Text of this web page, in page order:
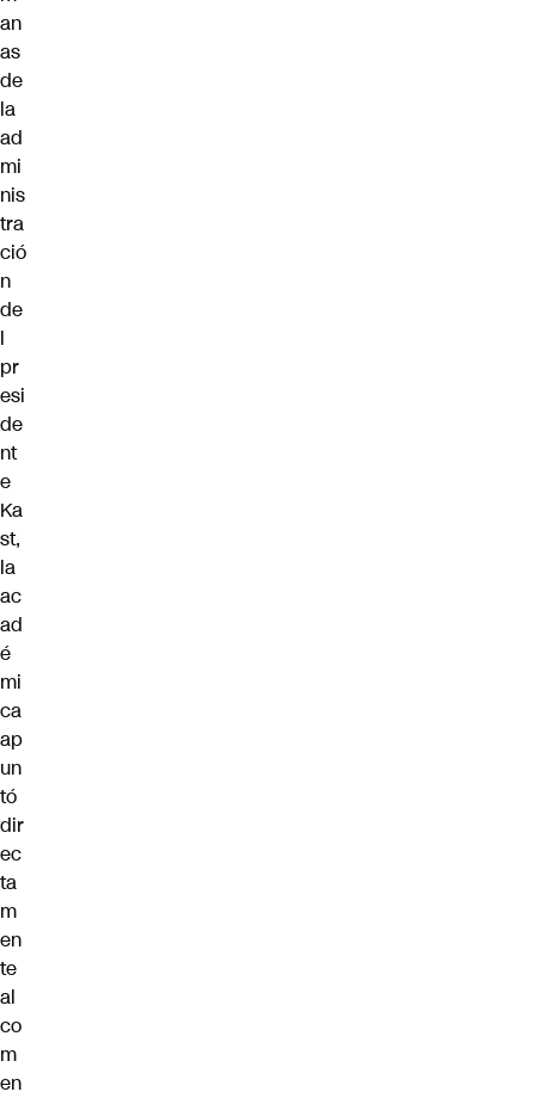
an
as
de
la
ad
mi
nis
tra
ció
n
de
l
pr
esi
de
nt
e
Ka
st,
la
ac
ad
é
mi
ca
ap
un
tó
dir
ec
ta
m
en
te
al
co
m
en